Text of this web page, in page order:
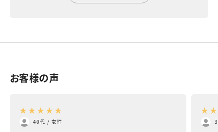
お客様の声
★ ★ ★ ★ ★
40代 / 女性
★ ★